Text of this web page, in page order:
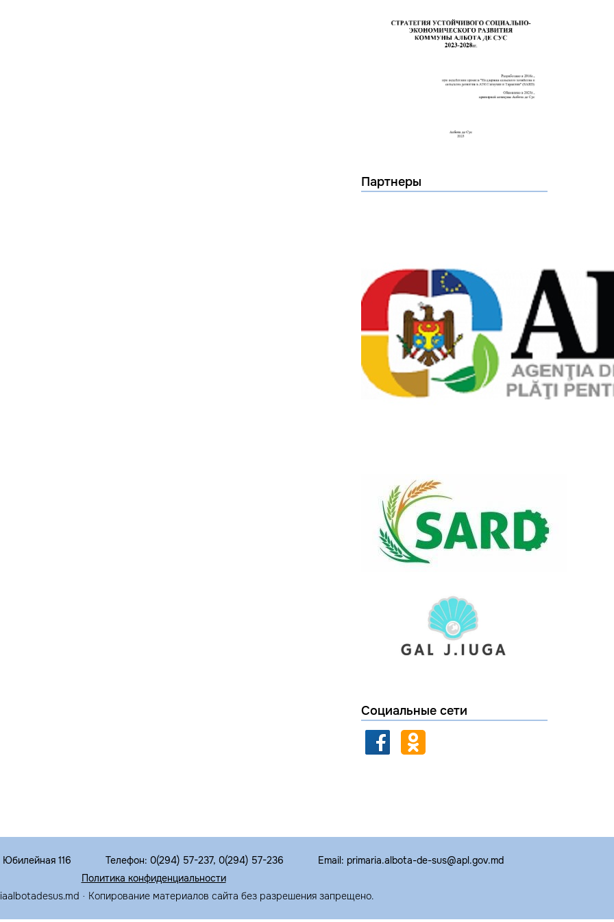
Партнеры
Социальные сети
116 Телефон: 0(294) 57-237, 0(294) 57-236
Email: primaria.albota-de-sus@apl.gov.md
Политика конфиденциальности
· Копирование материалов сайта без разрешения запрещено.